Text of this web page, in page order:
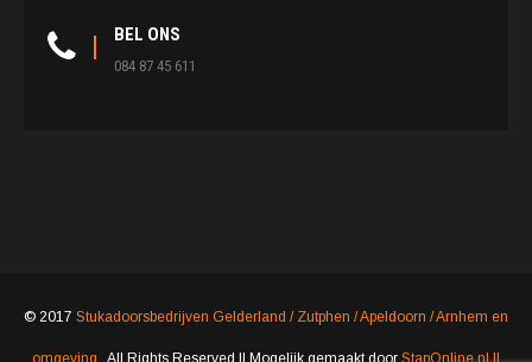
BEL ONS
084 87 45 611
© 2017 Stukadoorsbedrijven Gelderland / Zutphen / Apeldoorn / Arnhem en